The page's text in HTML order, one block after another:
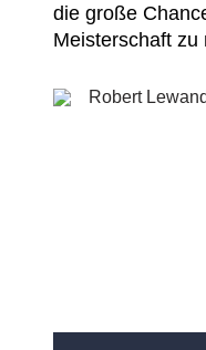
die große
Meisterschaft zu